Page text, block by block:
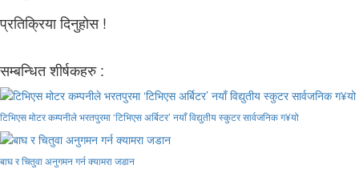
प्रतिक्रिया दिनुहोस !
सम्बन्धित शीर्षकहरु :
टिभिएस मोटर कम्पनीले भरतपुरमा ‘टिभिएस अर्बिटर’ नयाँ विद्युतीय स्कुटर सार्वजनिक ग¥यो
बाघ र चितुवा अनुगमन गर्न क्यामरा जडान